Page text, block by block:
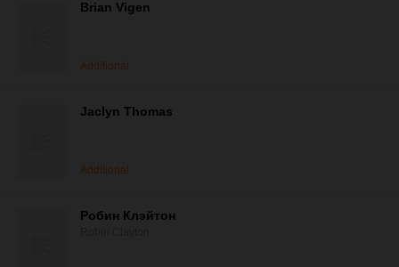
Brian Vigen
Additional
Jaclyn Thomas
Additional
Робин Клэйтон